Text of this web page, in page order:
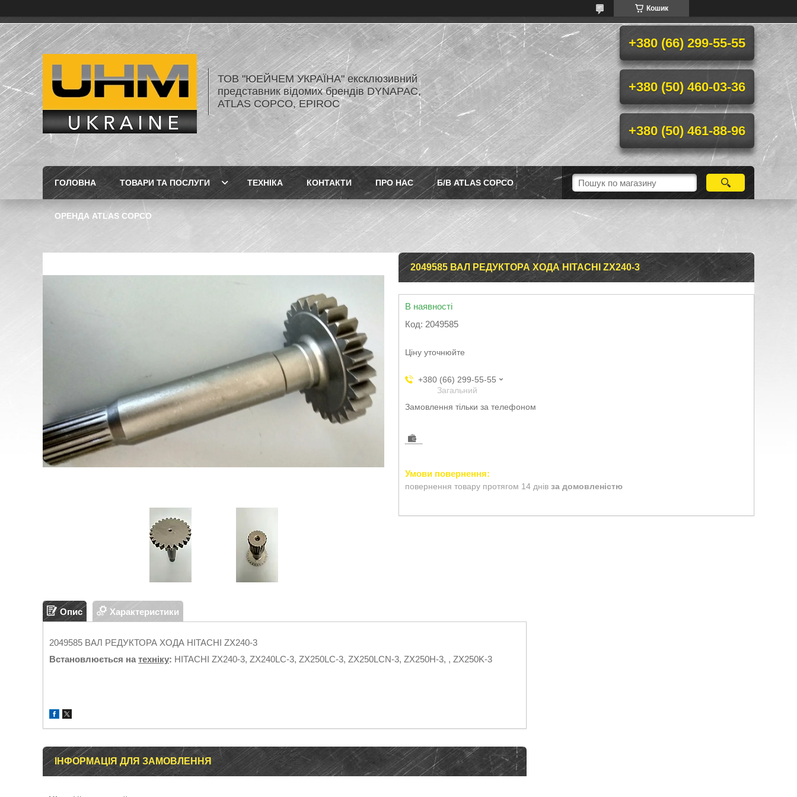
Кошик
ТОВ "ЮЕЙЧЕМ УКРАЇНА" ексклюзивний
представник відомих брендів DYNAPAC,
ATLAS COPCO, EPIROC
+380 (66) 299-55-55
+380 (50) 460-03-36
+380 (50) 461-88-96
ГОЛОВНА ТОВАРИ ТА ПОСЛУГИ ТЕХНІКА КОНТАКТИ ПРО НАС Б/В ATLAS COPCO
ОРЕНДА ATLAS COPCO
2049585 ВАЛ РЕДУКТОРА ХОДА HITACHI ZX240-3
В наявності
Код: 2049585
Ціну уточнюйте
+380 (66) 299-55-55
Загальний
Замовлення тільки за телефоном
повернення товару протягом 14 днів за домовленістю
Опис Характеристики
2049585 ВАЛ РЕДУКТОРА ХОДА HITACHI ZX240-3
Встановлюється на техніку: HITACHI ZX240-3, ZX240LC-3, ZX250LC-3, ZX250LCN-3, ZX250H-3, , ZX250K-3
ІНФОРМАЦІЯ ДЛЯ ЗАМОВЛЕННЯ